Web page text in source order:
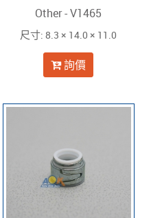
Other - V1465
尺寸: 8.3 × 14.0 × 11.0
詢價